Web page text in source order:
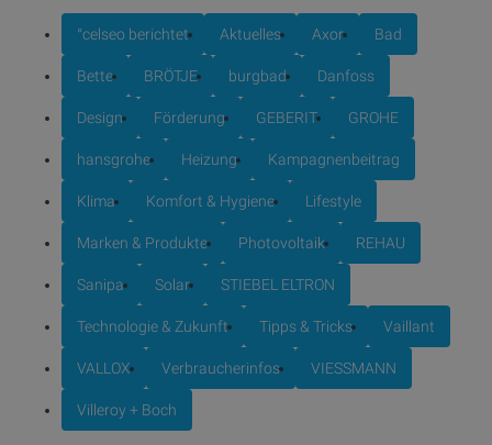
°celseo berichtet Aktuelles Axor Bad
Bette BRÖTJE burgbad Danfoss
Design Förderung GEBERIT GROHE
hansgrohe Heizung Kampagnenbeitrag
Klima Komfort & Hygiene Lifestyle
Marken & Produkte Photovoltaik REHAU
Sanipa Solar STIEBEL ELTRON
Technologie & Zukunft Tipps & Tricks Vaillant
VALLOX Verbraucherinfos VIESSMANN
Villeroy + Boch